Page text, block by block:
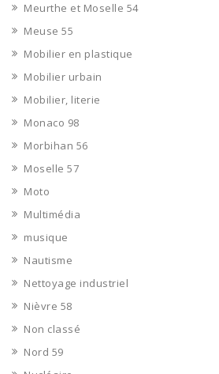
Meurthe et Moselle 54
Meuse 55
Mobilier en plastique
Mobilier urbain
Mobilier, literie
Monaco 98
Morbihan 56
Moselle 57
Moto
Multimédia
musique
Nautisme
Nettoyage industriel
Nièvre 58
Non classé
Nord 59